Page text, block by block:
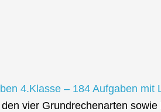
4.Klasse – 184 Aufgaben mit
vier Grundrechenarten